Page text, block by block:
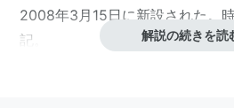
2008年3月15日に新設された。
記。
解説の続きを読